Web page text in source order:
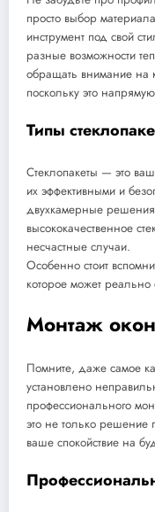
просто выбор
инструмент под свой
разные возможности
обращать внимание на
поскольку это
Типы
Стеклопакеты — это
их эффективными и
двухкамерные
высококачественное
несчастные случаи.
Особенно стоит
которое может
Монтаж окон
Помните, даже самое
установлено
профессионального
это не только решение
ваше спокойствие на